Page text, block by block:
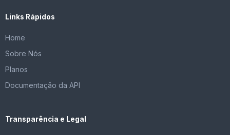
Links Rápidos
Home
Sobre Nós
Planos
Documentação da API
Transparência e Legal